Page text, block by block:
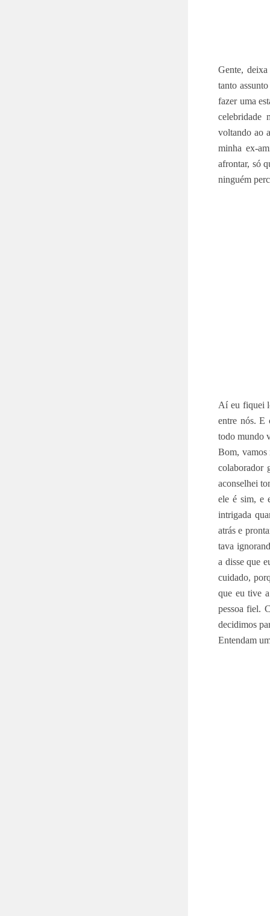
Gente,
tanto
fazer uma
celebridade
voltando ao
minha ex-
afrontar, só
ninguém
Aí eu fiquei
entre nós. E
todo mundo
Bom, vamos
colaborador
aconselhei
ele é sim, e
intrigada
atrás e
tava
a disse que
cuidado,
que eu tive
pessoa fiel.
decidimos
Entendam